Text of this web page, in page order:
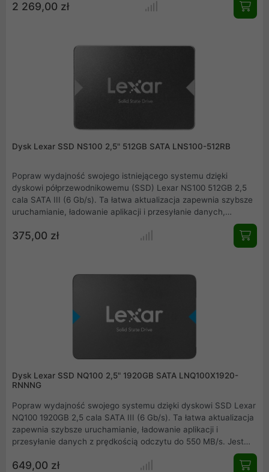
ultraszybką wydajność, stabilność i niezawodność.
2 269,00 zł
Dysk Lexar SSD NS100 2,5" 512GB SATA LNS100-512RB
Popraw wydajność swojego istniejącego systemu dzięki
dyskowi półprzewodnikowemu (SSD) Lexar NS100 512GB 2,5
cala SATA III (6 Gb/s). Ta łatwa aktualizacja zapewnia szybsze
uruchamianie, ładowanie aplikacji i przesyłanie danych,
zmieniając stary komputer z dinozaura w dynamo z prędkością
odczytu do 550 MB/s. Jest także chłodniejszy, cichszy i
375,00 zł
Dysk Lexar SSD NQ100 2,5" 1920GB SATA LNQ100X1920-
RNNNG
Popraw wydajność swojego systemu dzięki dyskowi SSD Lexar
NQ100 1920GB 2,5 cala SATA III (6 Gb/s). Ta łatwa aktualizacja
zapewnia szybsze uruchamianie, ładowanie aplikacji i
przesyłanie danych z prędkością odczytu do 550 MB/s. Jest
także chłodniejszy, cichszy i bardziej energooszczędny niż
tradycyjny dysk twardy.
649,00 zł